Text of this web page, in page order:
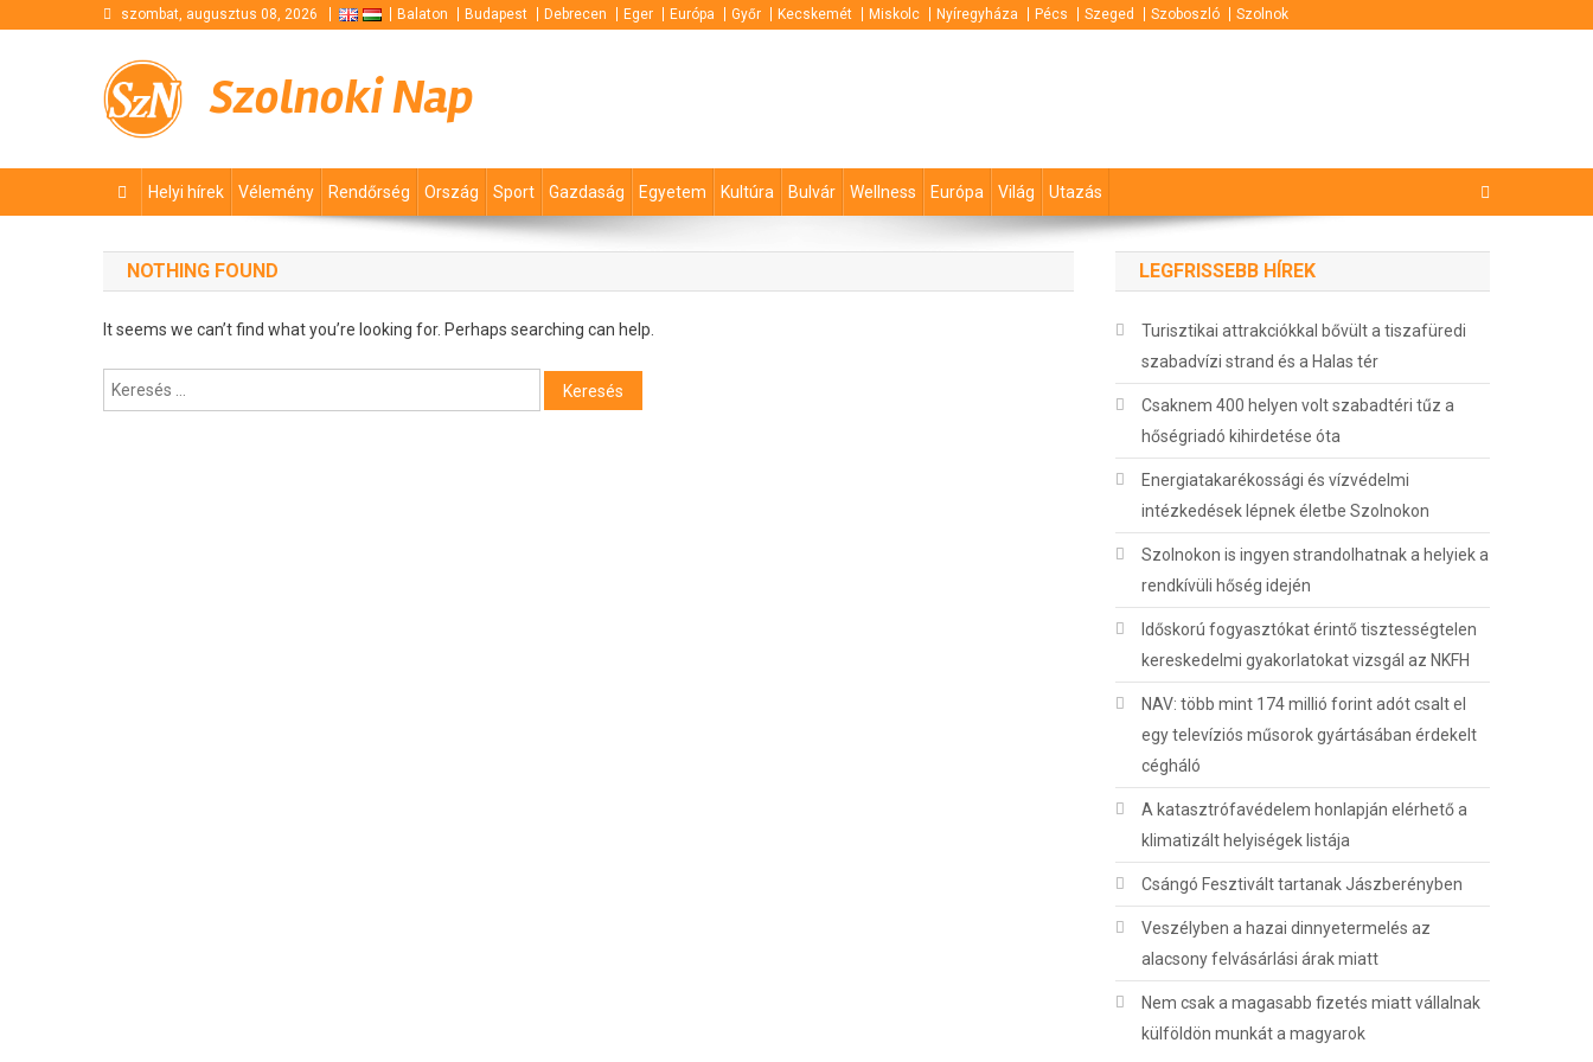
szombat, augusztus 08, 2026 Balaton Budapest Debrecen Eger Európa Győr Kecskemét Miskolc Nyíregyháza Pécs Szeged Szoboszló Szolnok
Szolnoki Nap
Helyi hírek Vélemény Rendőrség Ország Sport Gazdaság Egyetem Kultúra Bulvár Wellness Európa Világ Utazás
NOTHING FOUND
It seems we can’t find what you’re looking for. Perhaps searching can help.
Keresés:
LEGFRISSEBB HÍREK
Turisztikai attrakciókkal bővült a tiszafüredi
szabadvízi strand és a Halas tér
Csaknem 400 helyen volt szabadtéri tűz a
hőségriadó kihirdetése óta
Energiatakarékossági és vízvédelmi
intézkedések lépnek életbe Szolnokon
Szolnokon is ingyen strandolhatnak a helyiek a
rendkívüli hőség idején
Időskorú fogyasztókat érintő tisztességtelen
kereskedelmi gyakorlatokat vizsgál az NKFH
NAV: több mint 174 millió forint adót csalt el
egy televíziós műsorok gyártásában érdekelt
cégháló
A katasztrófavédelem honlapján elérhető a
klimatizált helyiségek listája
Csángó Fesztivált tartanak Jászberényben
Veszélyben a hazai dinnyetermelés az
alacsony felvásárlási árak miatt
Nem csak a magasabb fizetés miatt vállalnak
külföldön munkát a magyarok